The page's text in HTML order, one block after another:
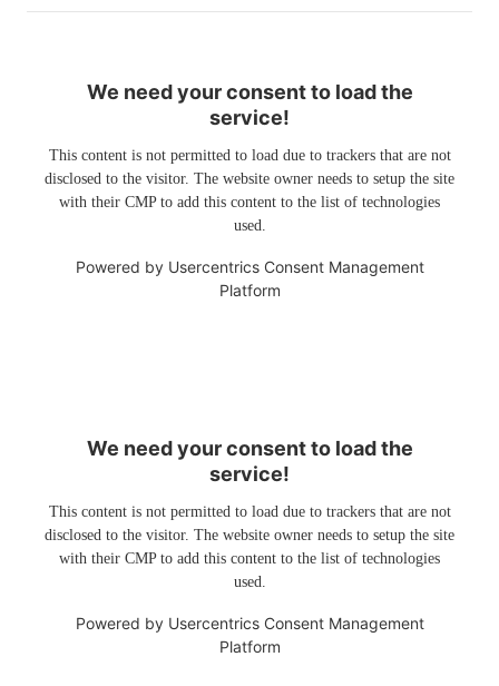
We need your consent to load the
service!
This content is not permitted to load due to trackers that are not
disclosed to the visitor. The website owner needs to setup the site
with their CMP to add this content to the list of technologies
used.
Powered by Usercentrics Consent Management
Platform
We need your consent to load the
service!
This content is not permitted to load due to trackers that are not
disclosed to the visitor. The website owner needs to setup the site
with their CMP to add this content to the list of technologies
used.
Powered by Usercentrics Consent Management
Platform